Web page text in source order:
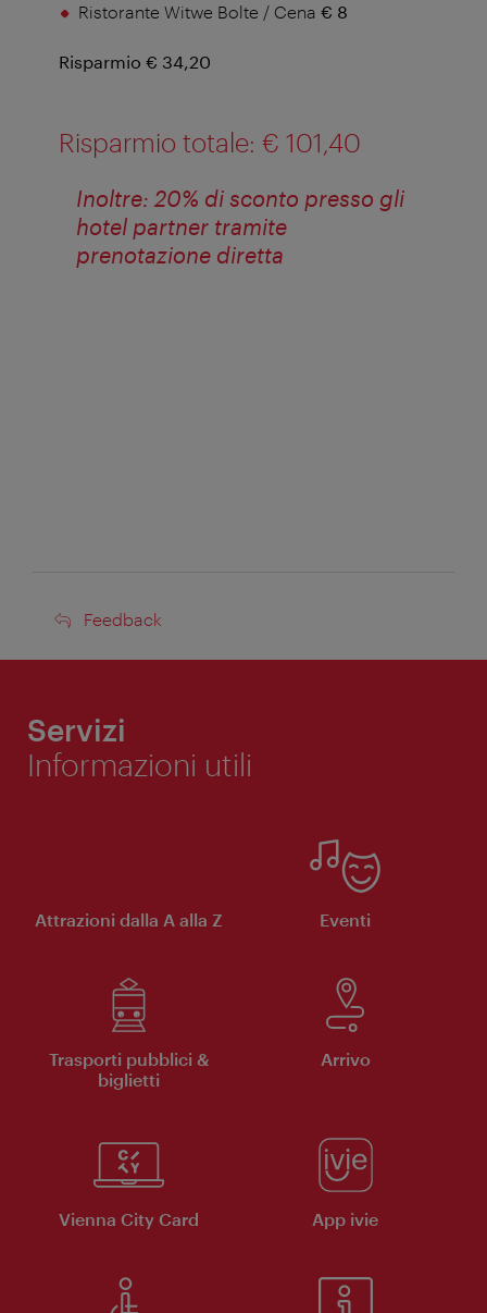
Ristorante Witwe Bolte / Cena € 8
Risparmio € 34,20
Risparmio totale: € 101,40
Inoltre: 20% di sconto presso gli
hotel partner tramite
prenotazione diretta
Feedback
Feedback
Servizi
Informazioni utili
Attrazioni dalla A alla Z Eventi
Trasporti pubblici &
biglietti
Arrivo
Vienna City Card App ivie